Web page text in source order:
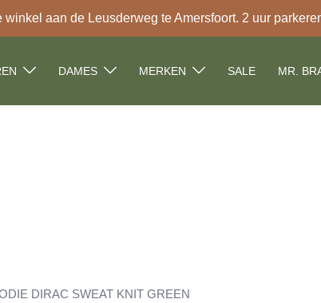
aan de Leusderweg te Amersfoort. 2 uur
DAMES MERKEN SALE MR.
DIRAC SWEAT KNIT GREEN